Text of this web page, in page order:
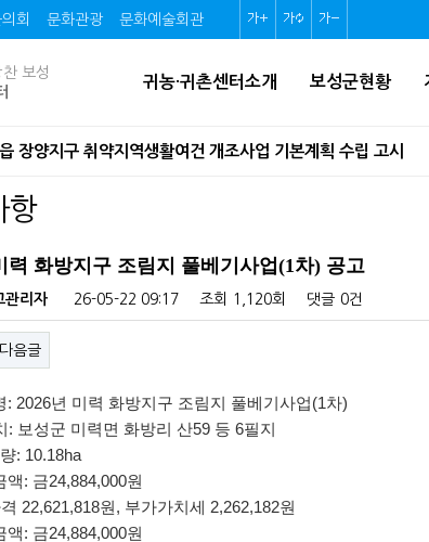
회 문화관광 문화예술회관 글
글
글
보성
귀농·귀촌센터소개 보성군현황
장양지구 취약지역생활여건 개조사업 기본계획 수립 고시
년 대한민국 아름다운 민간정원 30선 선정 공모] 온라인 대국
골프 이용 전 꼭 확인하세요!
호마을만들기사업 시행계획 승인 고시
년 보성 청년 네트워크 조성사업 모집 공고
년 명량대첩 조선수군재건로 프로그램 운영 지원사업 공모
읍 장양지구 취약지역생활여건 개조사업 기본계획 수립 고시
항
력 화방지구 조림지 풀베기사업(1차) 공고
관리자 26-05-22 09:17 조회 1,120회 댓글 0건
다음글
: 2026년 미력 화방지구 조림지 풀베기사업(1차)
보성군 미력면 화방리 산59 등 6필지
: 10.18ha
액: 금24,884,000원
22,621,818원, 부가가치세 2,262,182원
액: 금24,884,000원